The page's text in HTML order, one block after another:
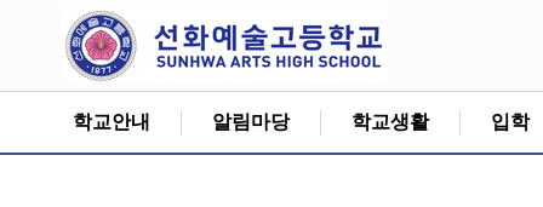
학교안내 알림마당 학교생활 입학